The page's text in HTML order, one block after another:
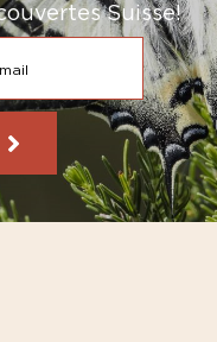
Suisse!